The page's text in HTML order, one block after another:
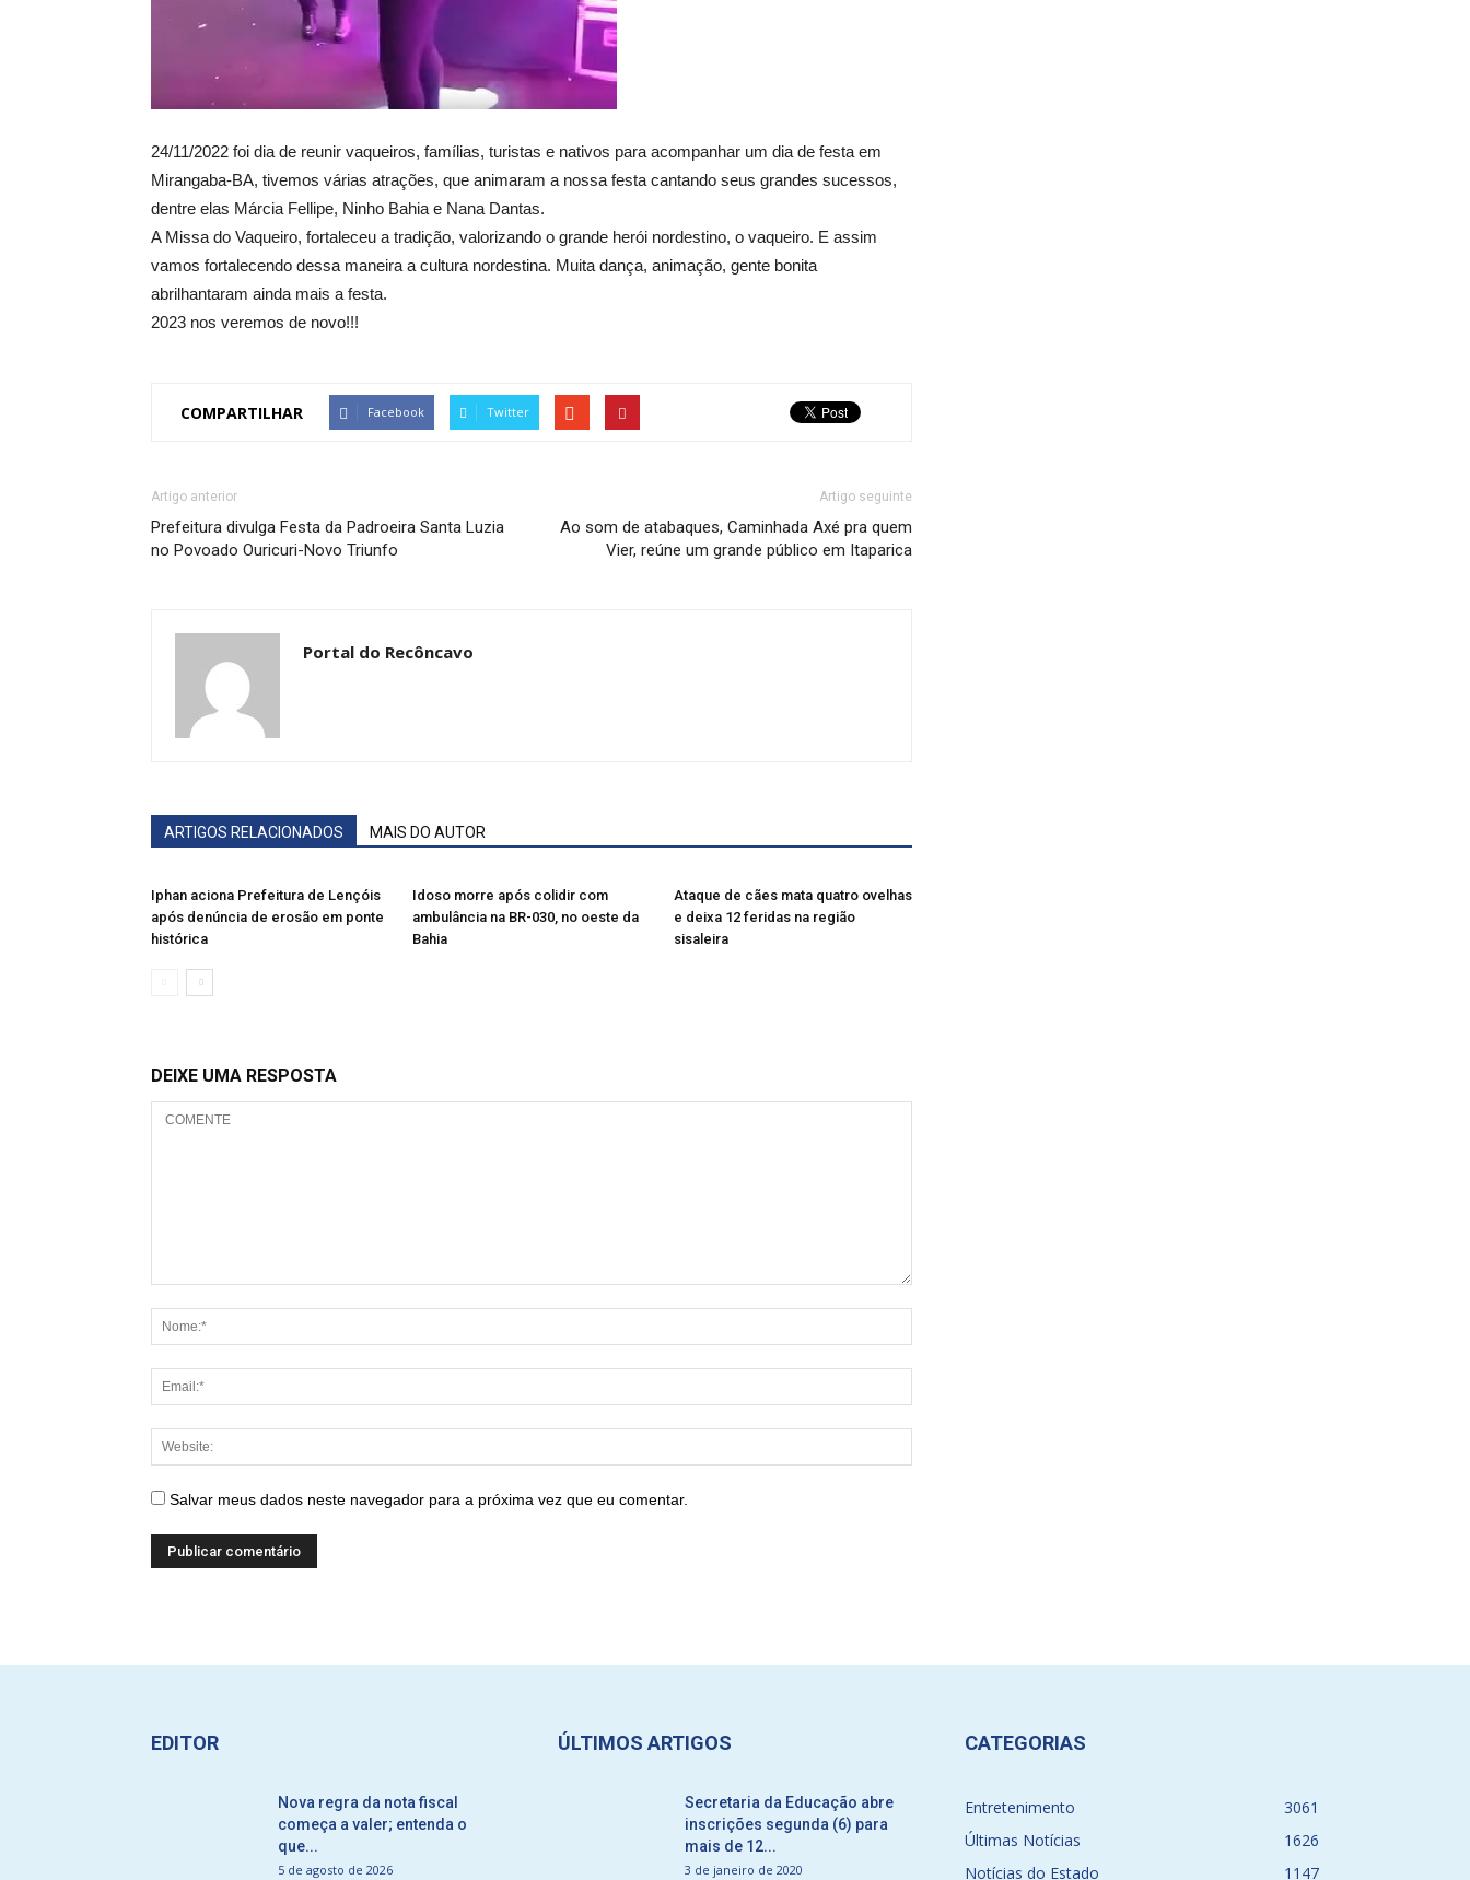
24/11/2022 foi dia de reunir vaqueiros, famílias, turistas e nativos para acompanhar um dia de festa em
Mirangaba-BA, tivemos várias atrações, que animaram a nossa festa cantando seus grandes sucessos,
dentre elas Márcia Fellipe, Ninho Bahia e Nana Dantas.
A Missa do Vaqueiro, fortaleceu a tradição, valorizando o grande herói nordestino, o vaqueiro. E assim
vamos fortalecendo dessa maneira a cultura nordestina. Muita dança, animação, gente bonita
abrilhantaram ainda mais a festa.
2023 nos veremos de novo!!!
COMPARTILHAR Facebook Twitter
Artigo anterior
Prefeitura divulga Festa da Padroeira Santa Luzia
no Povoado Ouricuri-Novo Triunfo
Artigo seguinte
Ao som de atabaques, Caminhada Axé pra quem
Vier, reúne um grande público em Itaparica
Portal do Recôncavo
ARTIGOS RELACIONADOS MAIS DO AUTOR
Iphan aciona Prefeitura de Lençóis
após denúncia de erosão em ponte
histórica
Idoso morre após colidir com
ambulância na BR-030, no oeste da
Bahia
Ataque de cães mata quatro ovelhas
e deixa 12 feridas na região
sisaleira
DEIXE UMA RESPOSTA
Salvar meus dados neste navegador para a próxima vez que eu comentar.
EDITOR
Nova regra da nota fiscal
começa a valer; entenda o
que...
5 de agosto de 2026
ÚLTIMOS ARTIGOS
Secretaria da Educação abre
inscrições segunda (6) para
mais de 12...
3 de janeiro de 2020
CATEGORIAS
Entretenimento
3061
Últimas Notícias
1626
Notícias do Estado
1147